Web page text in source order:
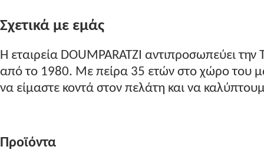
Σχετικά με εμάς
Η εταιρεία DOUMPARATZI αντιπροσωπεύει την
από το 1980. Με πείρα 35 ετών στο χώρο του
να είμαστε κοντά στον πελάτη και να
Προϊόντα